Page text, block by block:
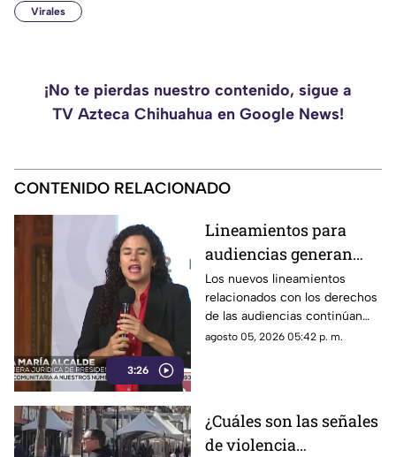
Virales
¡No te pierdas nuestro contenido, sigue a
TV Azteca Chihuahua en Google News!
CONTENIDO RELACIONADO
3:26
Lineamientos para
audiencias generan
debate por posible
censura a medios,
según críticas
Los nuevos lineamientos
relacionados con los derechos
de las audiencias continúan
generando controversia.
agosto 05, 2026 05:42 p. m.
¿Cuáles son las señales
de violencia